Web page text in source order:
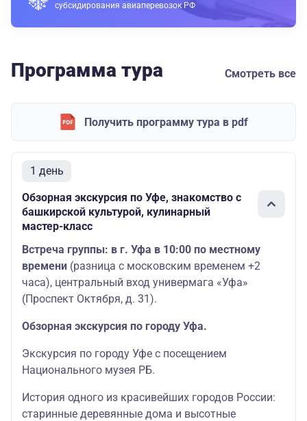
субсидирования авиаперевозок РФ
Программа тура Смотреть все
Получить программу тура в pdf
1 день
Обзорная экскурсия по Уфе, знакомство с
башкирской культурой, кулинарный
мастер-класс
Встреча группы: в г. Уфа в 10:00 по местному
времени (разница с московским временем +2
часа), центральный вход универмага «Уфа»
(Проспект Октября, д. 31).
Обзорная экскурсия по городу Уфа.
Экскурсия по городу Уфе с посещением
Национального музея РБ.
История одного из красивейших городов России:
старинные деревянные дома и высотные